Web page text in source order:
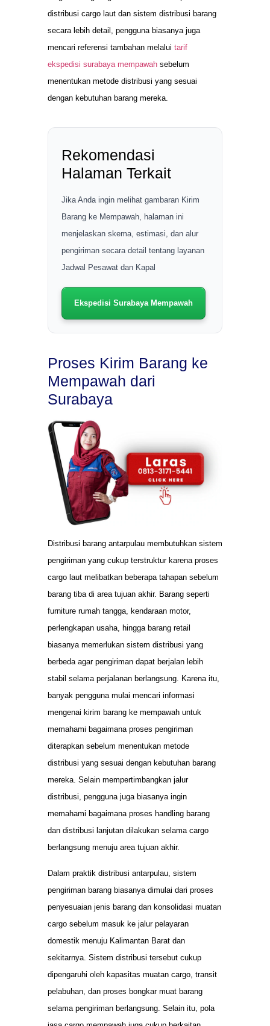
distribusi cargo laut dan sistem distribusi barang
secara lebih detail, pengguna biasanya juga
mencari referensi tambahan melalui tarif
ekspedisi surabaya mempawah sebelum
menentukan metode distribusi yang sesuai
dengan kebutuhan barang mereka.
Rekomendasi
Halaman Terkait
Jika Anda ingin melihat gambaran Kirim
Barang ke Mempawah, halaman ini
menjelaskan skema, estimasi, dan alur
pengiriman secara detail tentang layanan
Jadwal Pesawat dan Kapal
Ekspedisi Surabaya Mempawah
Proses Kirim Barang ke
Mempawah dari
Surabaya
Distribusi barang antarpulau membutuhkan sistem
pengiriman yang cukup terstruktur karena proses
cargo laut melibatkan beberapa tahapan sebelum
barang tiba di area tujuan akhir. Barang seperti
furniture rumah tangga, kendaraan motor,
perlengkapan usaha, hingga barang retail
biasanya memerlukan sistem distribusi yang
berbeda agar pengiriman dapat berjalan lebih
stabil selama perjalanan berlangsung. Karena itu,
banyak pengguna mulai mencari informasi
mengenai kirim barang ke mempawah untuk
memahami bagaimana proses pengiriman
diterapkan sebelum menentukan metode
distribusi yang sesuai dengan kebutuhan barang
mereka. Selain mempertimbangkan jalur
distribusi, pengguna juga biasanya ingin
memahami bagaimana proses handling barang
dan distribusi lanjutan dilakukan selama cargo
berlangsung menuju area tujuan akhir.
Dalam praktik distribusi antarpulau, sistem
pengiriman barang biasanya dimulai dari proses
penyesuaian jenis barang dan konsolidasi muatan
cargo sebelum masuk ke jalur pelayaran
domestik menuju Kalimantan Barat dan
sekitarnya. Sistem distribusi tersebut cukup
dipengaruhi oleh kapasitas muatan cargo, transit
pelabuhan, dan proses bongkar muat barang
selama pengiriman berlangsung. Selain itu, pola